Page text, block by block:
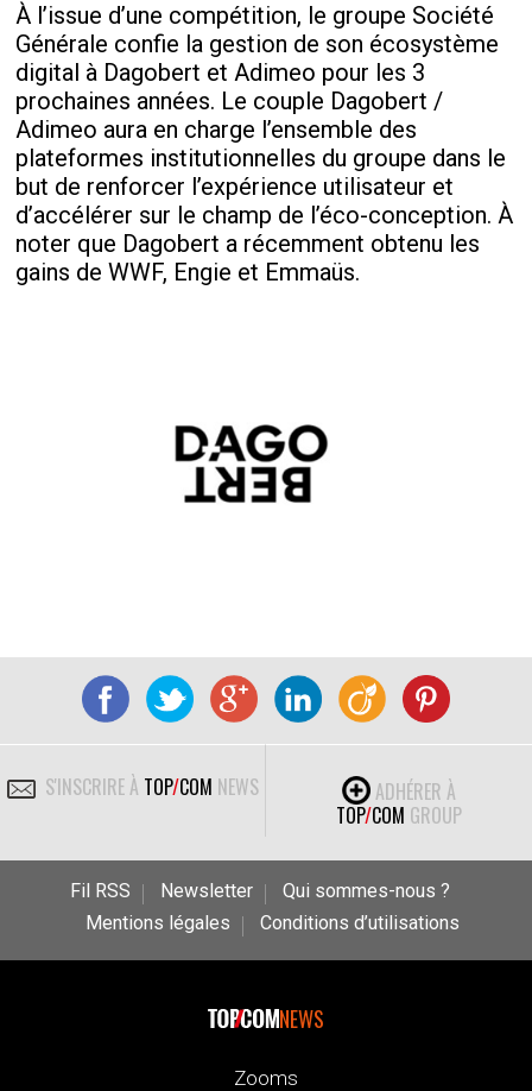
À l’issue d’une compétition, le groupe Société
Générale confie la gestion de son écosystème
digital à Dagobert et Adimeo pour les 3
prochaines années. Le couple Dagobert /
Adimeo aura en charge l’ensemble des
plateformes institutionnelles du groupe dans le
but de renforcer l’expérience utilisateur et
d’accélérer sur le champ de l’éco-conception. À
noter que Dagobert a récemment obtenu les
gains de WWF, Engie et Emmaüs.
S'INSCRIRE À TOP/COM NEWS
ADHÉRER À
TOP/COM GROUP
Fil RSS Newsletter
Qui sommes-nous ?
Mentions légales
Conditions d’utilisations
NEWS
Zooms